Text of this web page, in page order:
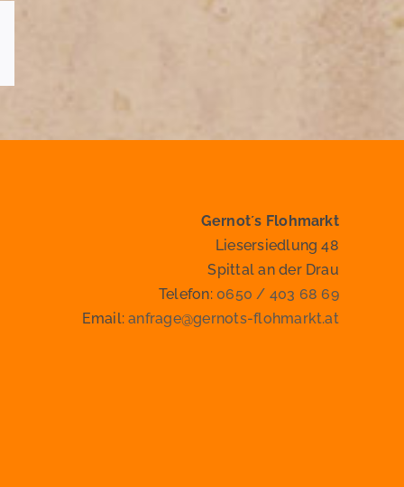
Gernot´s Flohmarkt
Liesersiedlung 48
Spittal an der Drau
Telefon: 0650 / 403 68 69
Email:anfrage@gernots-flohmarkt.at